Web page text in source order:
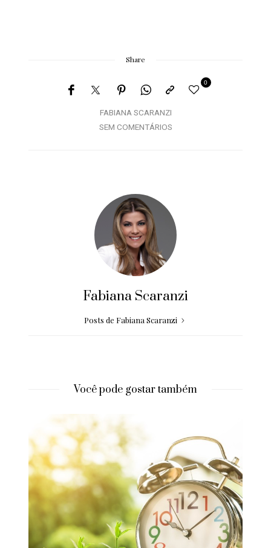
Share
FABIANA SCARANZI
0
SEM COMENTÁRIOS
Fabiana Scaranzi
Posts de Fabiana Scaranzi
Você pode gostar também